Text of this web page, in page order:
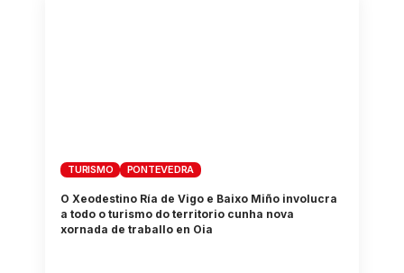
TURISMO PONTEVEDRA
O Xeodestino Ría de Vigo e Baixo Miño involucra
a todo o turismo do territorio cunha nova
xornada de traballo en Oia